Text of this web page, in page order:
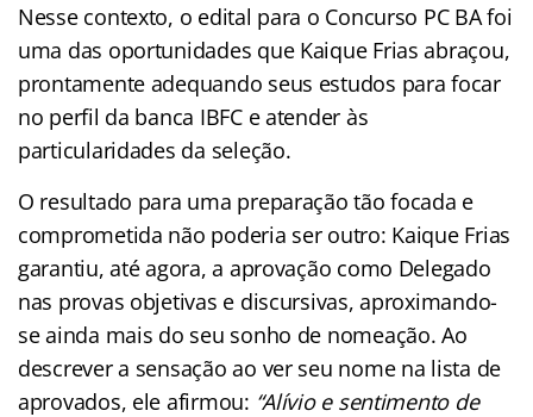
Nesse contexto, o edital para o Concurso PC BA foi
uma das oportunidades que Kaique Frias abraçou,
prontamente adequando seus estudos para focar
no perfil da banca IBFC e atender às
particularidades da seleção.
O resultado para uma preparação tão focada e
comprometida não poderia ser outro: Kaique Frias
garantiu, até agora, a aprovação como Delegado
nas provas objetivas e discursivas, aproximando-
se ainda mais do seu sonho de nomeação. Ao
descrever a sensação ao ver seu nome na lista de
aprovados, ele afirmou: “Alívio e sentimento de